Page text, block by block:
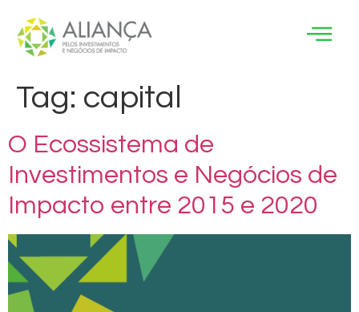
Tag: capital
O Ecossistema de
Investimentos e Negócios de
Impacto entre 2015 e 2020